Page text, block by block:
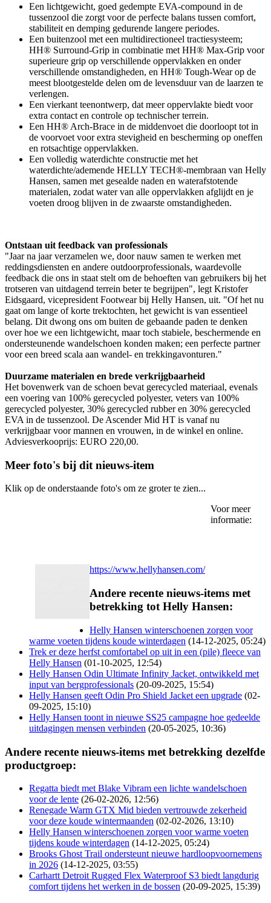
Een lichtgewicht, goed gedempte EVA-compound in de
tussenzool die zorgt voor de perfecte balans tussen comfort,
stabiliteit en demping gedurende langere periodes.
Een buitenzool met een multidirectioneel tractiesysteem;
HH® Surround-Grip in combinatie met HH® Max-Grip voor
superieure grip op verschillende oppervlakken en onder
verschillende omstandigheden, en HH® Tough-Wear op de
meest blootgestelde delen om de levensduur van de laarzen te
verlengen.
Een vierkant teenontwerp, dat meer oppervlakte biedt voor
extra contact en controle op technischer terrein.
Een HH® Arch-Brace in de middenvoet die doorloopt tot in
de voorvoet voor extra stevigheid en bescherming op oneffen
en rotsachtige oppervlakken.
Een volledig waterdichte constructie met het
waterdichte/ademende HELLY TECH®-membraan van Helly
Hansen, samen met gesealde naden en waterafstotende
materialen, zodat water van alle oppervlakken afglijdt en je
voeten droog blijven in de zwaarste omstandigheden.
Ontstaan uit feedback van professionals
"Jaar na jaar verzamelen we, door nauw samen te werken met
reddingsdiensten en andere outdoorprofessionals, waardevolle
feedback die ons in staat stelt om de behoeften van gebruikers bij het
trotseren van uitdagend terrein beter te begrijpen", legt Kristofer
Eidsgaard, vicepresident Footwear bij Helly Hansen, uit. "Of het nu
gaat om lange of korte trektochten, het gewicht is van essentieel
belang. Dit dwong ons om buiten de gebaande paden te denken
over hoe we een lichtgewicht, maar toch stabiele, beschermende en
ondersteunende wandelschoen konden maken; een perfecte partner
voor een breed scala aan wandel- en trekkingavonturen."
Duurzame materialen en brede verkrijgbaarheid
Het bovenwerk van de schoen bevat gerecycled materiaal, evenals
een voering van 100% gerecycled polyester, veters van 100%
gerecycled polyester, 30% gerecycled rubber en 30% gerecycled
EVA in de tussenzool. De Ascender Mid HT is vanaf nu
verkrijgbaar voor mannen en vrouwen, in de winkel en online.
Adviesverkooprijs: EURO 220,00.
Meer foto's bij dit nieuws-item
Klik op de onderstaande foto's om ze groter te zien...
Voor meer
informatie:
https://www.hellyhansen.com/
Andere recente nieuws-items met
betrekking tot Helly Hansen:
Helly Hansen winterschoenen zorgen voor
warme voeten tijdens koude winterdagen (14-12-2025, 05:24)
Trek er deze herfst comfortabel op uit in een (pile) fleece van
Helly Hansen (01-10-2025, 12:54)
Helly Hansen Odin Ultimate Infinity Jacket, ontwikkeld met
input van bergprofessionals (20-09-2025, 15:54)
Helly Hansen geeft Odin Pro Shield Jacket een upgrade (02-
09-2025, 15:10)
Helly Hansen toont in nieuwe SS25 campagne hoe gedeelde
uitdagingen mensen verbinden (20-05-2025, 10:36)
Andere recente nieuws-items met betrekking dezelfde
productgroep:
Regatta biedt met Blake Vibram een lichte wandelschoen
voor de lente (26-02-2026, 12:56)
Renegade Warm GTX Mid bieden vertrouwde zekerheid
voor deze koude wintermaanden (02-02-2026, 13:10)
Helly Hansen winterschoenen zorgen voor warme voeten
tijdens koude winterdagen (14-12-2025, 05:24)
Brooks Ghost Trail ondersteunt nieuwe hardloopvoornemens
in 2026 (14-12-2025, 03:55)
Carhartt Detroit Rugged Flex Waterproof S3 biedt langdurig
comfort tijdens het werken in de bossen (20-09-2025, 15:39)